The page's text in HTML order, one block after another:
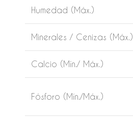
Humedad (Máx.)
Minerales / Cenizas (Máx.)
Calcio (Mín./ Máx.)
Fósforo (Mín./Máx.)